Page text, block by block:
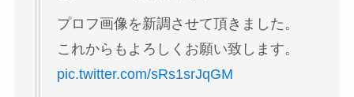
プロフ画像を新調させて頂きました。
これからもよろしくお願い致します。
pic.twitter.com/sRs1srJqGM